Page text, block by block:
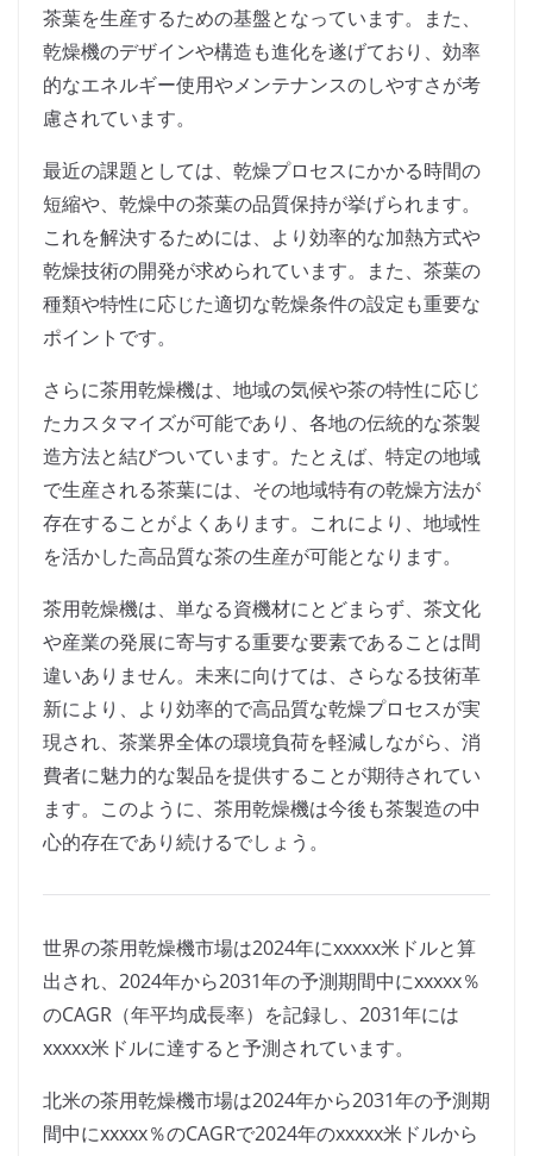
茶葉を生産するための基盤となっています。また、
乾燥機のデザインや構造も進化を遂げており、効率
的なエネルギー使用やメンテナンスのしやすさが考
慮されています。
最近の課題としては、乾燥プロセスにかかる時間の
短縮や、乾燥中の茶葉の品質保持が挙げられます。
これを解決するためには、より効率的な加熱方式や
乾燥技術の開発が求められています。また、茶葉の
種類や特性に応じた適切な乾燥条件の設定も重要な
ポイントです。
さらに茶用乾燥機は、地域の気候や茶の特性に応じ
たカスタマイズが可能であり、各地の伝統的な茶製
造方法と結びついています。たとえば、特定の地域
で生産される茶葉には、その地域特有の乾燥方法が
存在することがよくあります。これにより、地域性
を活かした高品質な茶の生産が可能となります。
茶用乾燥機は、単なる資機材にとどまらず、茶文化
や産業の発展に寄与する重要な要素であることは間
違いありません。未来に向けては、さらなる技術革
新により、より効率的で高品質な乾燥プロセスが実
現され、茶業界全体の環境負荷を軽減しながら、消
費者に魅力的な製品を提供することが期待されてい
ます。このように、茶用乾燥機は今後も茶製造の中
心的存在であり続けるでしょう。
世界の茶用乾燥機市場は2024年にxxxxx米ドルと算
出され、2024年から2031年の予測期間中にxxxxx％
のCAGR（年平均成長率）を記録し、2031年には
xxxxx米ドルに達すると予測されています。
北米の茶用乾燥機市場は2024年から2031年の予測期
間中にxxxxx％のCAGRで2024年のxxxxx米ドルから